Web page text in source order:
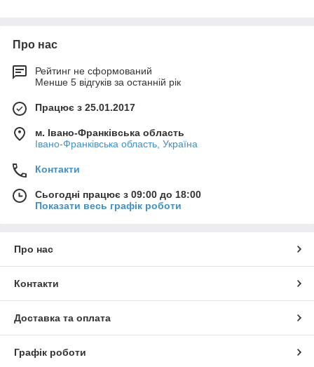
Про нас
Рейтинг не сформований
Менше 5 відгуків за останній рік
Працює з 25.01.2017
м. Івано-Франківська область
Івано-Франківська область, Україна
Контакти
Сьогодні працює з 09:00 до 18:00
Показати весь графік роботи
Про нас
Контакти
Доставка та оплата
Графік роботи